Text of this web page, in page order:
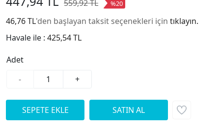
559,92 TL %20
46,76 TL'den başlayan taksit seçenekleri için tıklayın.
Havale ile : 425,54 TL
Adet
-
+